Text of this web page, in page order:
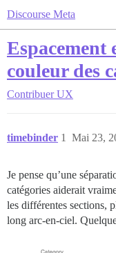
Discourse Meta
Espacement
couleur des
Contribuer UX
timebinder Mai 23,
1
Je pense qu’une
catégories aiderait
les différentes sections,
long arc-en-ciel.